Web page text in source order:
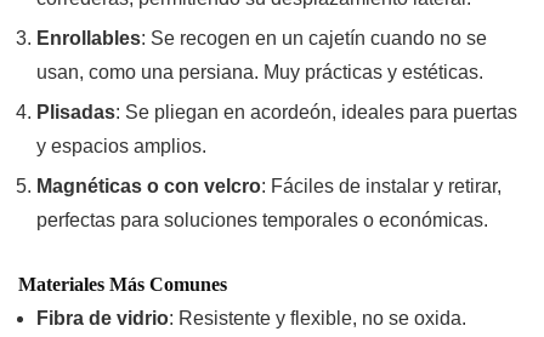
Enrollables: Se recogen en un cajetín cuando no se
usan, como una persiana. Muy prácticas y estéticas.
Plisadas: Se pliegan en acordeón, ideales para puertas
y espacios amplios.
Magnéticas o con velcro: Fáciles de instalar y retirar,
perfectas para soluciones temporales o económicas.
Materiales Más Comunes
Fibra de vidrio: Resistente y flexible, no se oxida.